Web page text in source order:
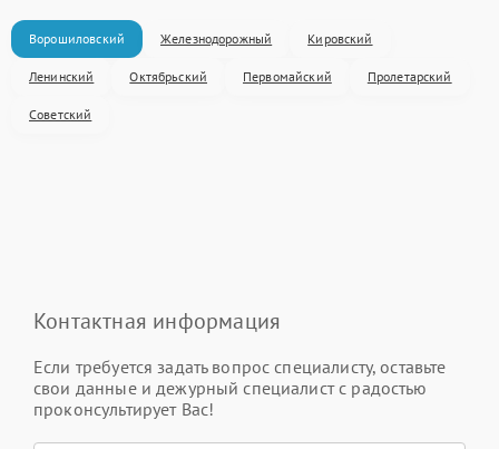
Ворошиловский Железнодорожный Кировский
Ленинский Октябрьский Первомайский Пролетарский
Советский
Контактная информация
Если требуется задать вопрос специалисту, оставьте
свои данные и дежурный специалист с радостью
проконсультирует Вас!